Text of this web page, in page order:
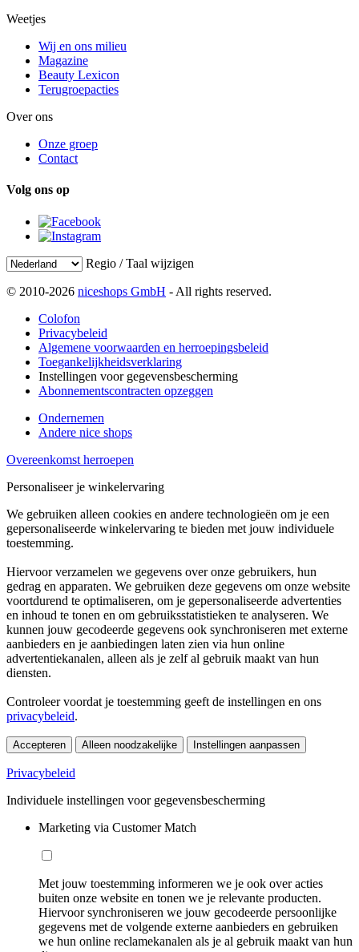
Weetjes
Wij en ons milieu
Magazine
Beauty Lexicon
Terugroepacties
Over ons
Onze groep
Contact
Volg ons op
Regio / Taal wijzigen
© 2010-2026 niceshops GmbH - All rights reserved.
Colofon
Privacybeleid
Algemene voorwaarden en herroepingsbeleid
Toegankelijkheidsverklaring
Instellingen voor gegevensbescherming
Abonnementscontracten opzeggen
Ondernemen
Andere nice shops
Overeenkomst herroepen
Personaliseer je winkelervaring
We gebruiken alleen cookies en andere technologieën om je een
gepersonaliseerde winkelervaring te bieden met jouw individuele
toestemming.
Hiervoor verzamelen we gegevens over onze gebruikers, hun
gedrag en apparaten. We gebruiken deze gegevens om onze website
voortdurend te optimaliseren, om je gepersonaliseerde advertenties
en inhoud te tonen en om gebruiksstatistieken te analyseren. We
kunnen jouw gecodeerde gegevens ook synchroniseren met externe
aanbieders en je aanbiedingen laten zien via hun online
advertentiekanalen, alleen als je zelf al gebruik maakt van hun
diensten.
Controleer voordat je toestemming geeft de instellingen en ons
privacybeleid.
Accepteren Alleen noodzakelijke Instellingen aanpassen
Privacybeleid
Individuele instellingen voor gegevensbescherming
Marketing via Customer Match
Met jouw toestemming informeren we je ook over acties
buiten onze website en tonen we je relevante producten.
Hiervoor synchroniseren we jouw gecodeerde persoonlijke
gegevens met de volgende externe aanbieders en gebruiken
we hun online reclamekanalen als je al gebruik maakt van hun